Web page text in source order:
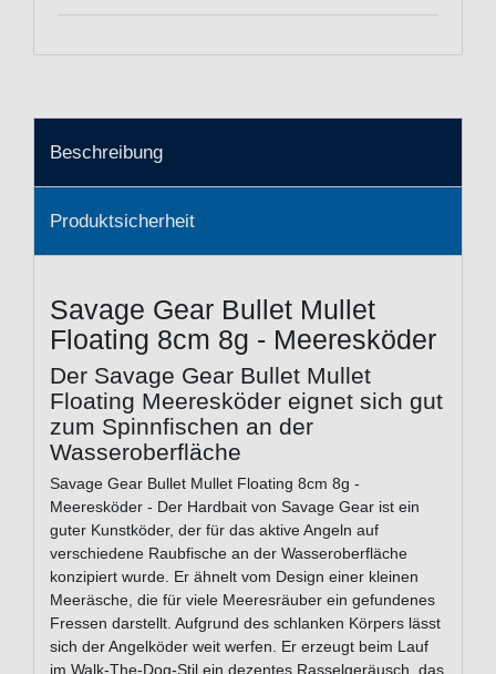
Beschreibung
Produktsicherheit
Savage Gear Bullet Mullet
Floating 8cm 8g - Meeresköder
Der Savage Gear Bullet Mullet
Floating Meeresköder eignet sich gut
zum Spinnfischen an der
Wasseroberfläche
Savage Gear Bullet Mullet Floating 8cm 8g -
Meeresköder - Der Hardbait von Savage Gear ist ein
guter Kunstköder, der für das aktive Angeln auf
verschiedene Raubfische an der Wasseroberfläche
konzipiert wurde. Er ähnelt vom Design einer kleinen
Meeräsche, die für viele Meeresräuber ein gefundenes
Fressen darstellt. Aufgrund des schlanken Körpers lässt
sich der Angelköder weit werfen. Er erzeugt beim Lauf
im Walk-The-Dog-Stil ein dezentes Rasselgeräusch, das